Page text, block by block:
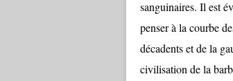
sanguinaires. Il est
penser à la courbe
décadents et de la
civilisation de la